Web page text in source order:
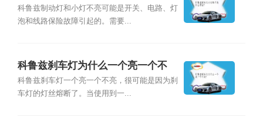
科鲁兹制动灯和小灯不亮可能是开关、电路、灯
泡和线路保险故障引起的。需要...
科鲁兹刹车灯为什么一个亮一个不
亮？
科鲁兹刹车灯一个亮一个不亮，很可能是因为刹
车灯的灯丝熔断了。当使用到一...